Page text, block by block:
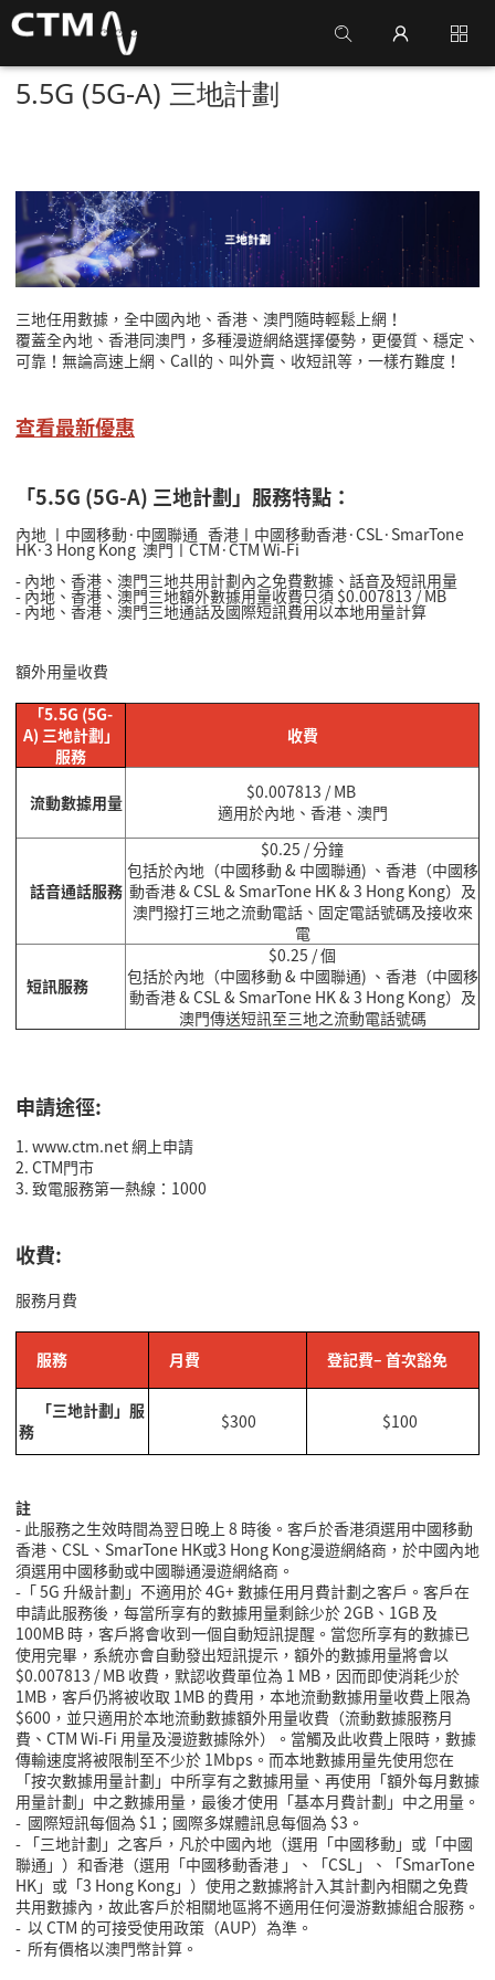
5.5G (5G-A) 三地計劃
三地任用數據，全中國內地、香港、澳門隨時輕鬆上網！
覆蓋全內地、香港同澳門，多種漫遊網絡選擇優勢，更優質、穩定、
可靠！無論高速上網、Call的、叫外賣、收短訊等，一樣冇難度！
查看最新優惠
「5.5G (5G-A) 三地計劃」服務特點：
內地 〡中國移動·中國聯通 香港〡中國移動香港·CSL·SmarTone
HK·3 Hong Kong 澳門〡CTM·CTM Wi-Fi
- 內地、香港、澳門三地共用計劃內之免費數據、話音及短訊用量
- 內地、香港、澳門三地額外數據用量收費只須 $0.007813 / MB
- 內地、香港、澳門三地通話及國際短訊費用以本地用量計算
額外用量收費
「5.5G (5G-
A) 三地計劃」
服務
收費
流動數據用量 $0.007813 / MB
適用於內地、香港、澳門
話音通話服務
$0.25 / 分鐘
包括於內地（中國移動 & 中國聯通) 、香港（中國移
動香港 & CSL & SmarTone HK & 3 Hong Kong）及
澳門撥打三地之流動電話、固定電話號碼及接收來
電
短訊服務
$0.25 / 個
包括於內地（中國移動 & 中國聯通) 、香港（中國移
動香港 & CSL & SmarTone HK & 3 Hong Kong）及
澳門傳送短訊至三地之流動電話號碼
申請途徑:
1. www.ctm.net 網上申請
2. CTM門市
3. 致電服務第一熱線：1000
收費:
服務月費
服務 月費 登記費– 首次豁免
「三地計劃」服
務
$300 $100
註
- 此服務之生效時間為翌日晚上 8 時後。客戶於香港須選用中國移動
香港 、CSL 、SmarTone HK或3 Hong Kong漫遊網絡商，於中國內地
須選用中國移動或中國聯通漫遊網絡商。
-「 5G 升級計劃」不適用於 4G+ 數據任用月費計劃之客戶。客戶在
申請此服務後，每當所享有的數據用量剩餘少於 2GB、1GB 及
100MB 時，客戶將會收到一個自動短訊提醒。當您所享有的數據已
使用完畢，系統亦會自動發出短訊提示，額外的數據用量將會以
$0.007813 / MB 收費，默認收費單位為 1 MB，因而即使消耗少於
1MB，客戶仍將被收取 1MB 的費用，本地流動數據用量收費上限為
$600，並只適用於本地流動數據額外用量收費（流動數據服務月
費、CTM Wi-Fi 用量及漫遊數據除外）。當觸及此收費上限時，數據
傳輸速度將被限制至不少於 1Mbps。而本地數據用量先使用您在
「按次數據用量計劃」中所享有之數據用量、再使用「額外每月數據
用量計劃」中之數據用量，最後才使用「基本月費計劃」中之用量。
- 國際短訊每個為 $1 ；國際多媒體訊息每個為 $3 。
- 「三地計劃」之客戶，凡於中國內地（選用「中國移動」或「中國
聯通」）和香港（選用「中國移動香港 」、「CSL」、「SmarTone
HK」或「3 Hong Kong」）使用之數據將計入其計劃內相關之免費
共用數據內，故此客戶於相關地區將不適用任何漫游數據組合服務。
- 以 CTM 的可接受使用政策（AUP）為準。
- 所有價格以澳門幣計算。